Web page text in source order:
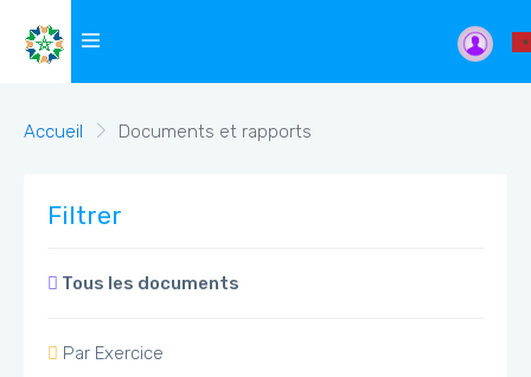
Accueil Documents et rapports
Filtrer
Tous les documents
Par Exercice